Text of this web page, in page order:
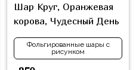
Шар Круг, Оранжевая
корова, Чудесный День
Фольгированные шары с
рисунком